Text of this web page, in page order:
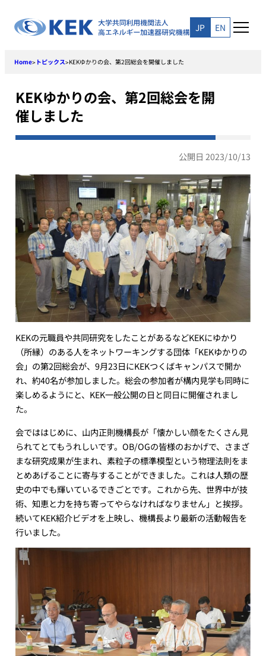
content
JP EN
Home> トピックス>KEKゆかりの会、第2回総会を開催しました
KEKゆかりの会、第2回総会を開
催しました
公開日 2023/10/13
KEKの元職員や共同研究をしたことがあるなどKEKにゆかり
（所縁）のある人をネットワーキングする団体「KEKゆかりの
会」の第2回総会が、9月23日にKEKつくばキャンパスで開か
れ、約40名が参加しました。総会の参加者が構内見学も同時に
楽しめるようにと、KEK一般公開の日と同日に開催されまし
た。
会でははじめに、山内正則機構長が「懐かしい顔をたくさん見
られてとてもうれしいです。OB/OGの皆様のおかげで、さまざ
まな研究成果が生まれ、素粒子の標準模型という物理法則をま
とめあげることに寄与することができました。これは人類の歴
史の中でも輝いているできごとです。これから先、世界中が技
術、知恵と力を持ち寄ってやらなければなりません」と挨拶。
続いてKEK紹介ビデオを上映し、機構長より最新の活動報告を
行いました。